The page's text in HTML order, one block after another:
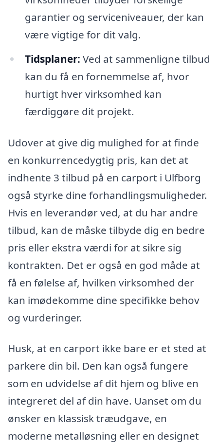
garantier og serviceniveauer, der kan
være vigtige for dit valg.
Tidsplaner: Ved at sammenligne tilbud
kan du få en fornemmelse af, hvor
hurtigt hver virksomhed kan
færdiggøre dit projekt.
Udover at give dig mulighed for at finde
en konkurrencedygtig pris, kan det at
indhente 3 tilbud på en carport i Ulfborg
også styrke dine forhandlingsmuligheder.
Hvis en leverandør ved, at du har andre
tilbud, kan de måske tilbyde dig en bedre
pris eller ekstra værdi for at sikre sig
kontrakten. Det er også en god måde at
få en følelse af, hvilken virksomhed der
kan imødekomme dine specifikke behov
og vurderinger.
Husk, at en carport ikke bare er et sted at
parkere din bil. Den kan også fungere
som en udvidelse af dit hjem og blive en
integreret del af din have. Uanset om du
ønsker en klassisk træudgave, en
moderne metalløsning eller en designet